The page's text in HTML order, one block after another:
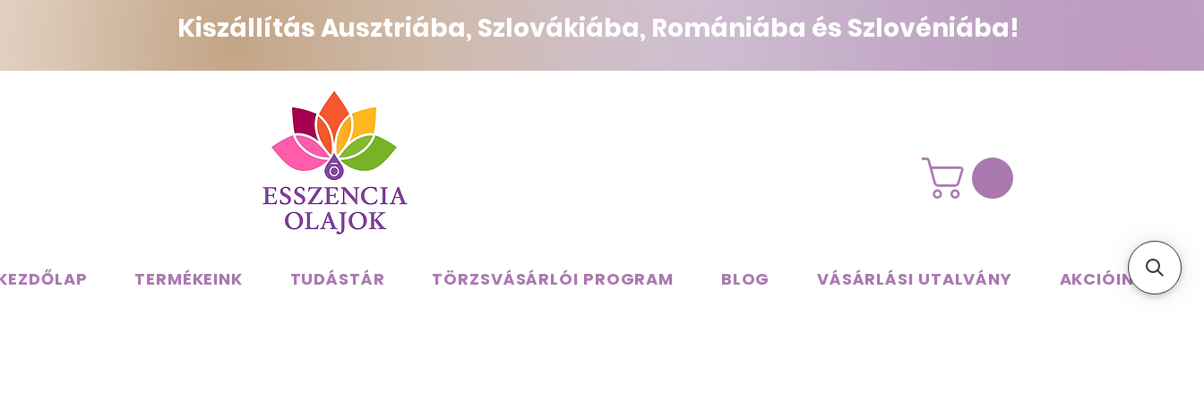
Kiszállítás Ausztriába, Szlovákiába, Romániába és Szlovéniába!
TERMÉKEINK TUDÁSTÁR TÖRZSVÁSÁRLÓI PROGRAM BLOG VÁSÁRLÁSI UTALVÁNY AKCIÓINK